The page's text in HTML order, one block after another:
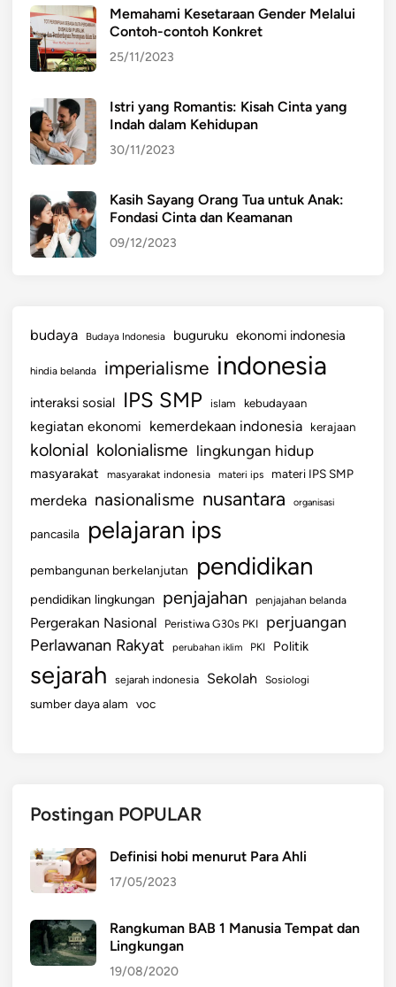
Memahami Kesetaraan Gender Melalui
Contoh-contoh Konkret
25/11/2023
Istri yang Romantis: Kisah Cinta yang
Indah dalam Kehidupan
30/11/2023
Kasih Sayang Orang Tua untuk Anak:
Fondasi Cinta dan Keamanan
09/12/2023
budaya Budaya Indonesia buguruku ekonomi indonesia
hindia belanda imperialisme indonesia
interaksi sosial IPS SMP islam kebudayaan
kegiatan ekonomi kemerdekaan indonesia kerajaan
kolonial kolonialisme lingkungan hidup
masyarakat masyarakat indonesia materi ips materi IPS SMP
merdeka nasionalisme nusantara organisasi
pancasila pelajaran ips
pembangunan berkelanjutan pendidikan
pendidikan lingkungan penjajahan penjajahan belanda
Pergerakan Nasional Peristiwa G30s PKI perjuangan
Perlawanan Rakyat perubahan iklim PKI Politik
sejarah sejarah indonesia Sekolah Sosiologi
sumber daya alam voc
Postingan POPULAR
Definisi hobi menurut Para Ahli
17/05/2023
Rangkuman BAB 1 Manusia Tempat dan
Lingkungan
19/08/2020